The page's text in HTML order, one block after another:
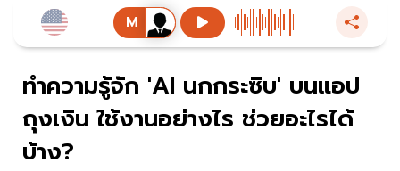
ทำความรู้จัก 'AI นกกระซิบ' บนแอป
ถุงเงิน ใช้งานอย่างไร ช่วยอะไรได้
บ้าง?